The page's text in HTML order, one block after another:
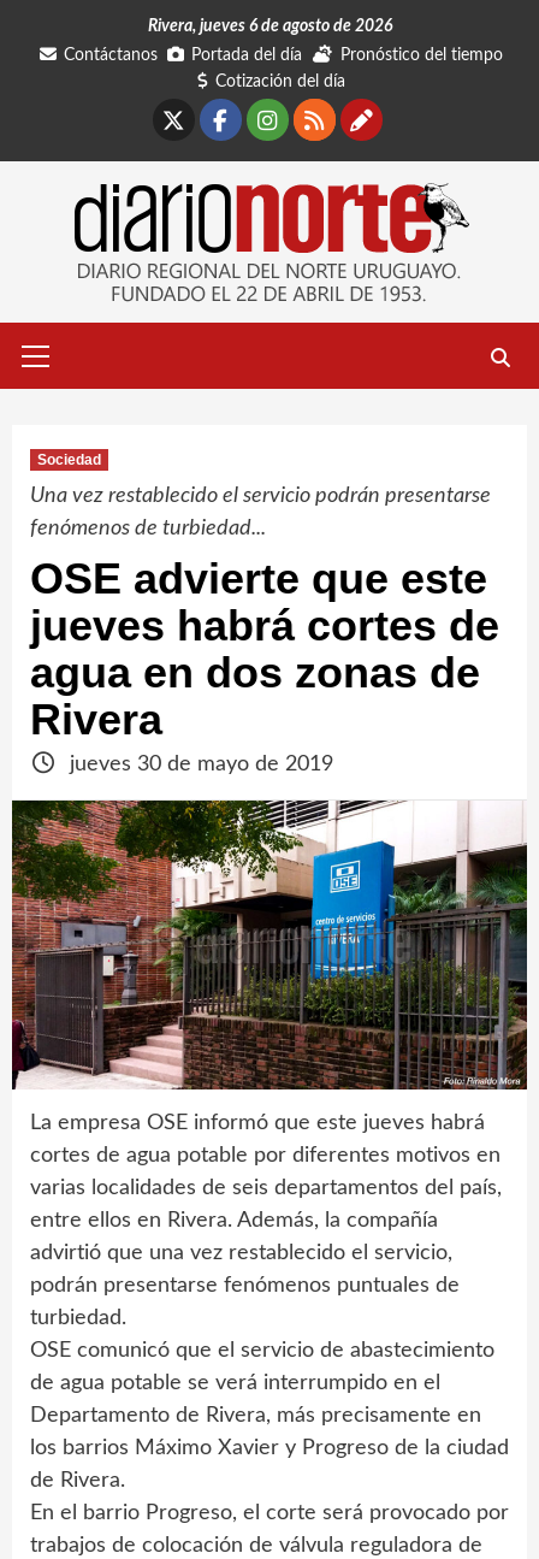
Rivera, jueves 6 de agosto de 2026
Contáctanos
Portada del día
Pronóstico del tiempo
Cotización del día
Facebook
Instagram
RSSContáctanos
primario
Sociedad
Una vez restablecido el servicio podrán presentarse
fenómenos de turbiedad...
OSE advierte que este
jueves habrá cortes de
agua en dos zonas de
Rivera
jueves 30 de mayo de 2019
La empresa OSE informó que este jueves habrá
cortes de agua potable por diferentes motivos en
varias localidades de seis departamentos del país,
entre ellos en Rivera. Además, la compañía
advirtió que una vez restablecido el servicio,
podrán presentarse fenómenos puntuales de
turbiedad.
OSE comunicó que el servicio de abastecimiento
de agua potable se verá interrumpido en el
Departamento de Rivera, más precisamente en
los barrios Máximo Xavier y Progreso de la ciudad
de Rivera.
En el barrio Progreso, el corte será provocado por
trabajos de colocación de válvula reguladora de